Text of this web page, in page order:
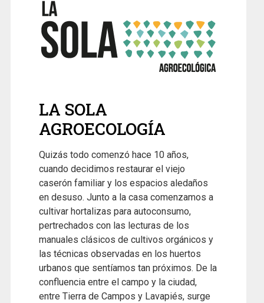
LA SOLA
AGROECOLOGÍA
Quizás todo comenzó hace 10 años,
cuando decidimos restaurar el viejo
caserón familiar y los espacios aledaños
en desuso. Junto a la casa comenzamos a
cultivar hortalizas para autoconsumo,
pertrechados con las lecturas de los
manuales clásicos de cultivos orgánicos y
las técnicas observadas en los huertos
urbanos que sentíamos tan próximos. De la
confluencia entre el campo y la ciudad,
entre Tierra de Campos y Lavapiés, surge